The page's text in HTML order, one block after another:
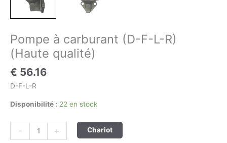
Pompe à carburant (D-F-L-R)
(Haute qualité)
€ 56.16
D-F-L-R
Disponibilité : 22 en stock
- + Chariot